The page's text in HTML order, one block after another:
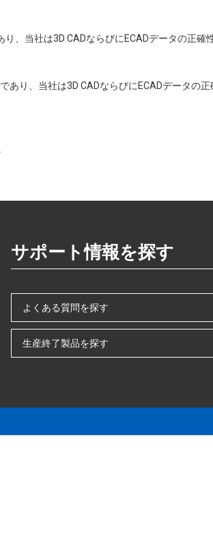
、当社は3D CADならびにECADデータの正確
あり、当社は3D CADならびにECADデータの
サポート情報を探す
よくある質問を探す
生産終了製品を探す